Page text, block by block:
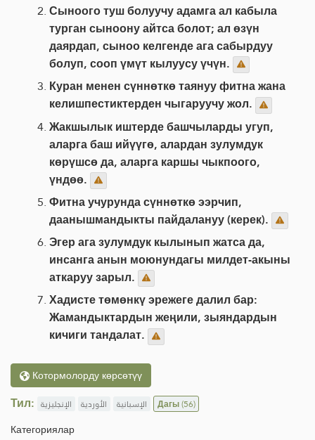
Сыноого туш болуучу адамга ал кабыла
турган сыноону айтса болот; ал өзүн
даярдап, сыноо келгенде ага сабырдуу
болуп, сооп үмүт кылуусу үчүн.
Куран менен сүннөткө таянуу фитна жана
келишпестиктерден чыгаруучу жол.
Жакшылык иштерде башчыларды угуп,
аларга баш ийүүгө, алардан зулумдук
көрүшсө да, аларга каршы чыкпоого,
үндөө.
Фитна учурунда сүннөткө ээрчип,
даанышмандыкты пайдалануу (керек).
Эгер ага зулумдук кылынып жатса да,
инсанга анын моюнундагы милдет-акыны
аткаруу зарыл.
Хадисте төмөнкү эрежеге далил бар:
Жамандыктардын жеңили, зыяндардын
кичиги тандалат.
Котормолорду көрсөтүү
Тил: الإنجليزية الأوردية الإسبانية Дагы(56)
Категориялар